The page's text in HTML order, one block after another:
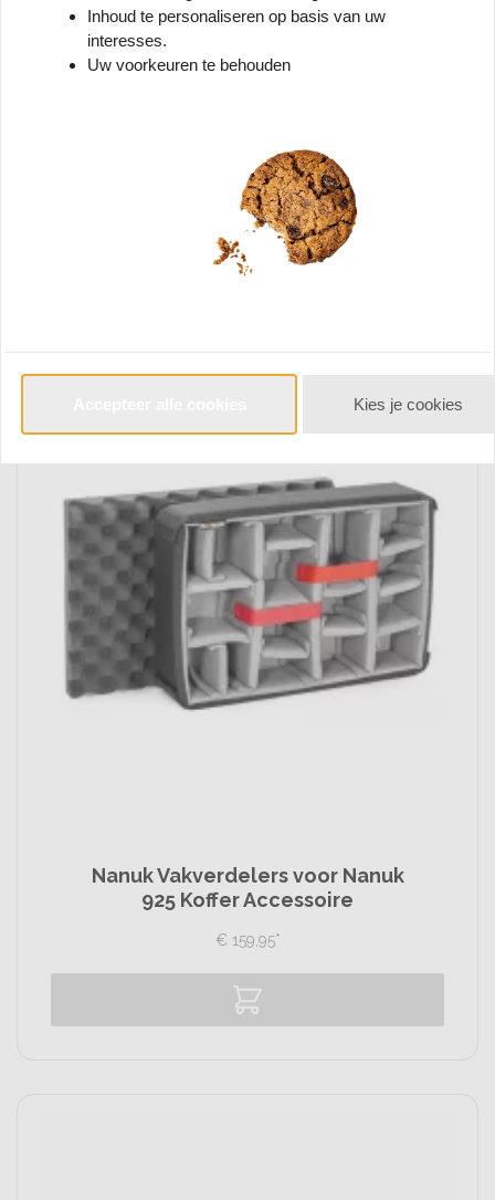
Nanuk Vakverdelers voor Nanuk
923 Koffer Accessoire
148,95*
Nanuk Vakverdelers voor Nanuk
925 Koffer Accessoire
€ 159, 95*
Inhoud te personaliseren op basis van uw
interesses.
Uw voorkeuren te behouden
Kies je cookies